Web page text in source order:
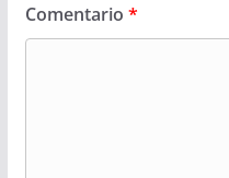
Comentario *